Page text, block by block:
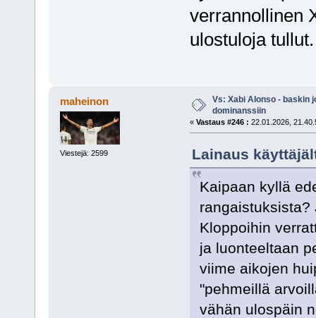
verrannollinen
ulostuloja tullut.
maheinon
Viestejä: 2599
Vs: Xabi Alonso - baskin
dominanssiin
« Vastaus #246 : 22.01.2026,
Lainaus
Kaipaan kyllä
rangaistuksista?
Kloppoihin
ja luonteeltaan
viime aikojen
"pehmeillä
vähän ulospäin